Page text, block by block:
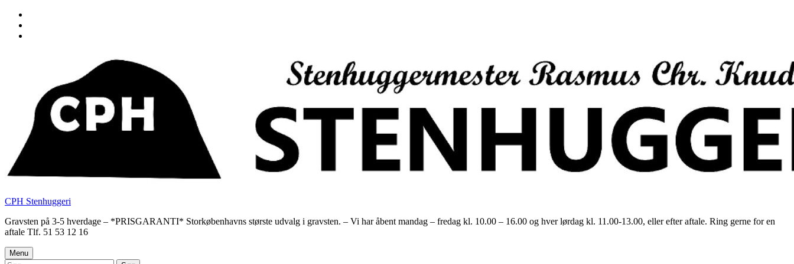
CPH Stenhuggeri
Gravsten på 3-5 hverdage – *PRISGARANTI* Storkøbenhavns største udvalg i gravsten. – Vi har åbent mandag – fredag kl. 10.00 – 16.00 og hver lørdag kl. 11.00-13.00, eller efter aftale. Ring gerne for en
aftale Tlf. 51 53 12 16
Menu